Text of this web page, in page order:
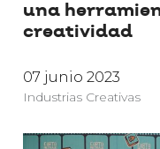
una
crea­ti­vi­dad
07 junio 2023
Industrias Creativas